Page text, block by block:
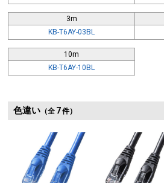
3m
KB-T6AY-03BL
10m
KB-T6AY-10BL
色違い（全 7件）